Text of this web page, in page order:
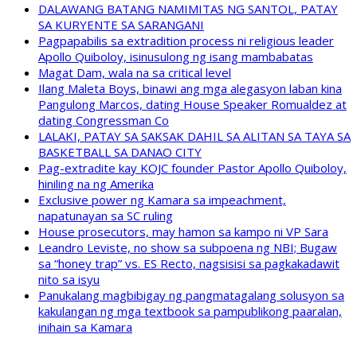
DALAWANG BATANG NAMIMITAS NG SANTOL, PATAY
SA KURYENTE SA SARANGANI
Pagpapabilis sa extradition process ni religious leader
Apollo Quiboloy, isinusulong ng isang mambabatas
Magat Dam, wala na sa critical level
Ilang Maleta Boys, binawi ang mga alegasyon laban kina
Pangulong Marcos, dating House Speaker Romualdez at
dating Congressman Co
LALAKI, PATAY SA SAKSAK DAHIL SA ALITAN SA TAYA SA
BASKETBALL SA DANAO CITY
Pag-extradite kay KOJC founder Pastor Apollo Quiboloy,
hiniling na ng Amerika
Exclusive power ng Kamara sa impeachment,
napatunayan sa SC ruling
House prosecutors, may hamon sa kampo ni VP Sara
Leandro Leviste, no show sa subpoena ng NBI; Bugaw
sa “honey trap” vs. ES Recto, nagsisisi sa pagkakadawit
nito sa isyu
Panukalang magbibigay ng pangmatagalang solusyon sa
kakulangan ng mga textbook sa pampublikong paaralan,
inihain sa Kamara